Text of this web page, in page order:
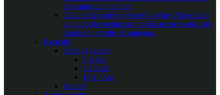
abonamentul premium.
GratuiteArticolele gratuite Coaches Ahead sunt
un punct de pornire pentru fiecare persoană care
aspiră la o poziție de antrenor.
Exerciții
Copii și juniori
5-8 Ani
9-13 Ani
14-17 Ani
Seniori